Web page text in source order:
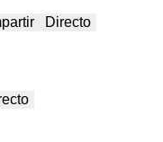
Directo